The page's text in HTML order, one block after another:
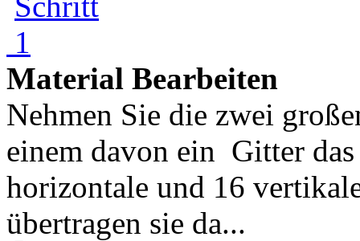
Material Bearbeiten
Nehmen Sie die zwei
einem davon ein Gitter
horizontale und 16
übertragen sie da...